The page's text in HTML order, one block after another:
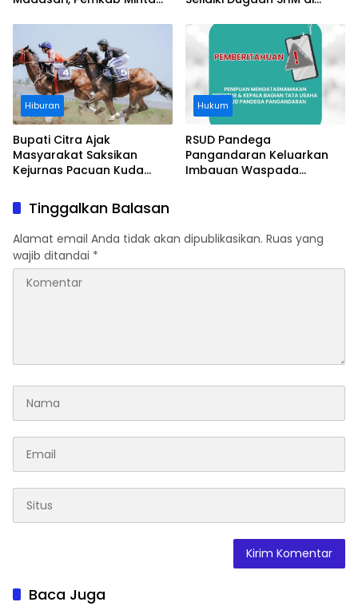
Pantai
Hiburan
Bupati Citra Ajak
Masyarakat Saksikan
Kejurnas Pacuan Kuda
Legokjawa
Hukum
RSUD Pandega
Pangandaran Keluarkan
Imbauan Waspada
Tinggalkan Balasan
Alamat email Anda tidak akan dipublikasikan. Ruas yang
wajib ditandai *
Baca Juga